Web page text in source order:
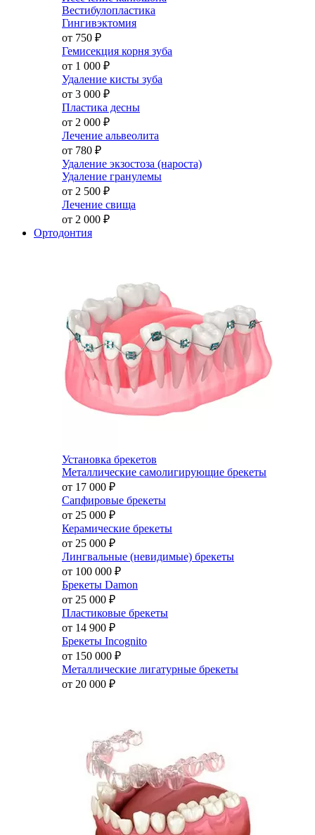
Вестибулопластика
Гингивэктомия
от 750 ₽
Гемисекция корня зуба
от 1 000 ₽
Удаление кисты зуба
от 3 000 ₽
Пластика десны
от 2 000 ₽
Лечение альвеолита
от 780 ₽
Удаление экзостоза (нароста)
Удаление гранулемы
от 2 500 ₽
Лечение свища
от 2 000 ₽
Ортодонтия
Установка брекетов
Металлические самолигирующие брекеты
от 17 000 ₽
Сапфировые брекеты
от 25 000 ₽
Керамические брекеты
от 25 000 ₽
Лингвальные (невидимые) брекеты
от 100 000 ₽
Брекеты Damon
от 25 000 ₽
Пластиковые брекеты
от 14 900 ₽
Брекеты Incognito
от 150 000 ₽
Металлические лигатурные брекеты
от 20 000 ₽